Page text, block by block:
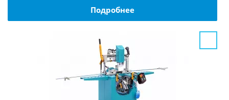
Подробнее